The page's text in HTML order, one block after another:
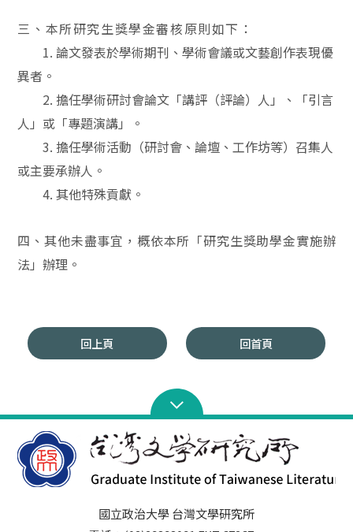
三、本所研究生獎學金審核原則如下：
1. 論文發表於學術期刊、學術會議或文藝創作表現優
異者。
2.擔任學術研討會論文「講評（評論）人」、「引言
人」或「專題演講」。
3.擔任學術活動（研討會、論壇、工作坊等）召集人
或主要承辦人。
4.其他特殊貢獻。
四、其他未盡事宜，概依本所「研究生獎助學金實施辦
法」辦理。
回上頁 回首頁
國立政治大學 台灣文學研究所